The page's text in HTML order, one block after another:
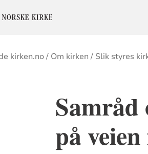
kirken.no Om kirken Slik styres
på